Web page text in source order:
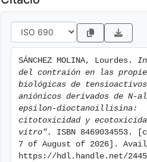
SÁNCHEZ MOLINA, Lourdes.
del contraión en las
biológicas de tensioactivos
aniónicos derivados de N-
epsilon-dioctanoillisina:
citotoxicidad y
vitro".
ISBN 8469034553.
7 of August of 2026].
https://hdl.handle.net/